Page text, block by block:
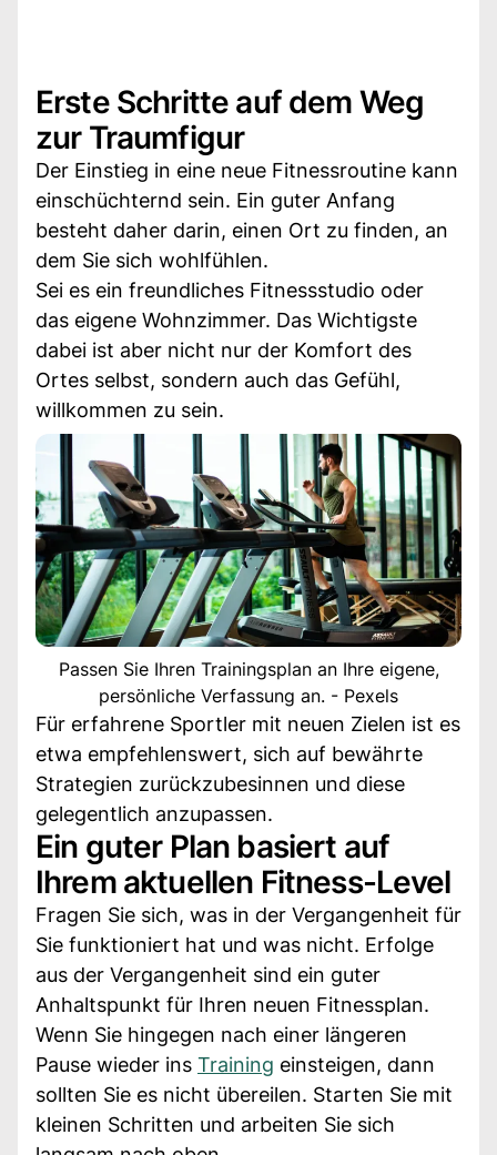
Erste Schritte auf dem Weg
zur Traumfigur
Der Einstieg in eine neue Fitnessroutine kann
einschüchternd sein. Ein guter Anfang
besteht daher darin, einen Ort zu finden, an
dem Sie sich wohlfühlen.
Sei es ein freundliches Fitnessstudio oder
das eigene Wohnzimmer. Das Wichtigste
dabei ist aber nicht nur der Komfort des
Ortes selbst, sondern auch das Gefühl,
willkommen zu sein.
Passen Sie Ihren Trainingsplan an Ihre eigene,
persönliche Verfassung an. - Pexels
Für erfahrene Sportler mit neuen Zielen ist es
etwa empfehlenswert, sich auf bewährte
Strategien zurückzubesinnen und diese
gelegentlich anzupassen.
Ein guter Plan basiert auf
Ihrem aktuellen Fitness-Level
Fragen Sie sich, was in der Vergangenheit für
Sie funktioniert hat und was nicht. Erfolge
aus der Vergangenheit sind ein guter
Anhaltspunkt für Ihren neuen Fitnessplan.
Wenn Sie hingegen nach einer längeren
Pause wieder ins Training einsteigen, dann
sollten Sie es nicht übereilen. Starten Sie mit
kleinen Schritten und arbeiten Sie sich